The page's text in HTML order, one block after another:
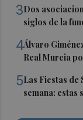
3Dos
siglos de la
4Álvaro
Real Murcia
5Las Fiestas de
semana: estas